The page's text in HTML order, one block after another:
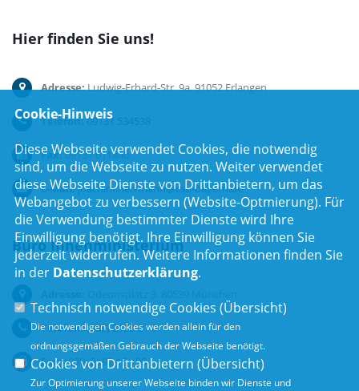
Hier finden Sie uns!
Adresse:Ludwig-Erhard-Str. 9a, 91052 Erlangen
Telefon: 09131 534538
Fax:09131 611840
E-Mail:joachim.herrmann@csu-bayern.de
Büro Innenministerium
Telefon: (089) 2192-21 01
Fax:(089) 2192-12 100
Cookie-Hinweis
Diese Webseite verwendet Cookies, die notwendig
sind, um die Webseite zu nutzen. Weiter verwendet
diese Webseite Dienste von Drittanbietern, um das
Webangebot zu verbessern (Website-Optmierung). Für
die Verwendung bestimmter Dienste wird Ihre
Einwilligung benötigt. Ihre Einwilligung können Sie
jederzeit widerrufen. Weitere Informationen finden Sie
in der Datenschutzerklärung.
Technisch notwendige Cookies (Übersicht)
Die notwendigen Cookies werden allein für den
ordnungsgemäßen Gebrauch der Webseite benötigt.
Cookies von Drittanbietern (Übersicht)
Zur Optimierung unserer Webseite binden wir Dienste und